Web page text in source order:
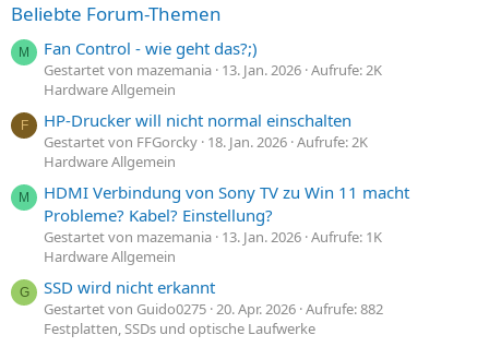
Beliebte Forum-Themen
M Fan Control - wie geht das?;)
Gestartet von mazemania 13. Jan. 2026 Aufrufe: 2K
Hardware Allgemein
F HP-Drucker will nicht normal einschalten
Gestartet von FFGorcky 18. Jan. 2026 Aufrufe: 2K
Hardware Allgemein
M
HDMI Verbindung von Sony TV zu Win 11 macht
Probleme? Kabel? Einstellung?
Gestartet von mazemania 13. Jan. 2026 Aufrufe: 1K
Hardware Allgemein
G SSD wird nicht erkannt
Gestartet von Guido0275 20. Apr. 2026 Aufrufe: 882
Festplatten, SSDs und optische Laufwerke